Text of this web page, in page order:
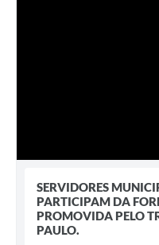
SERVIDORES
PARTICIPAM DA
PROMOVIDA PELO
PAULO.